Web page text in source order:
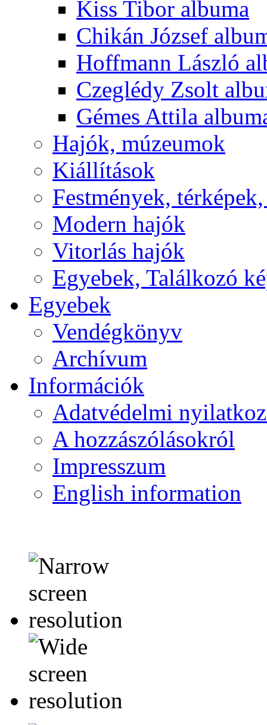
Kiss Tibor albuma
Chikán József
Hoffmann László
Czeglédy Zsolt
Gémes Attila
Hajók, múzeumok
Kiállítások
Festmények,
Modern hajók
Vitorlás hajók
Egyebek, Találkozó
Egyebek
Vendégkönyv
Archívum
Információk
Adatvédelmi
A hozzászólásokról
Impresszum
English information